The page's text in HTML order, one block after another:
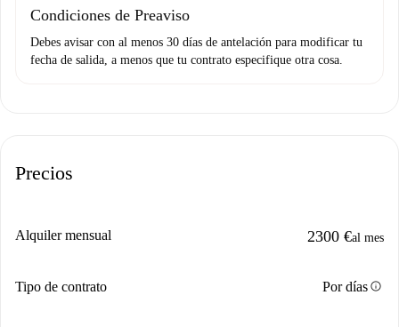
Condiciones de Preaviso
Debes avisar con al menos 30 días de antelación para modificar tu
fecha de salida, a menos que tu contrato especifique otra cosa.
Precios
Alquiler mensual 2300 €al mes
Tipo de contrato Por díasinfo